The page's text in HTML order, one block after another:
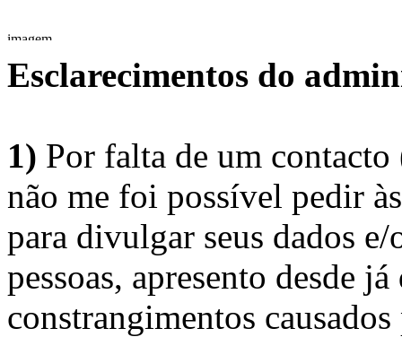
Esclarecimentos do
1) Por falta de um
não me foi possível pedir
para divulgar seus dados
pessoas, apresento desde
constrangimentos